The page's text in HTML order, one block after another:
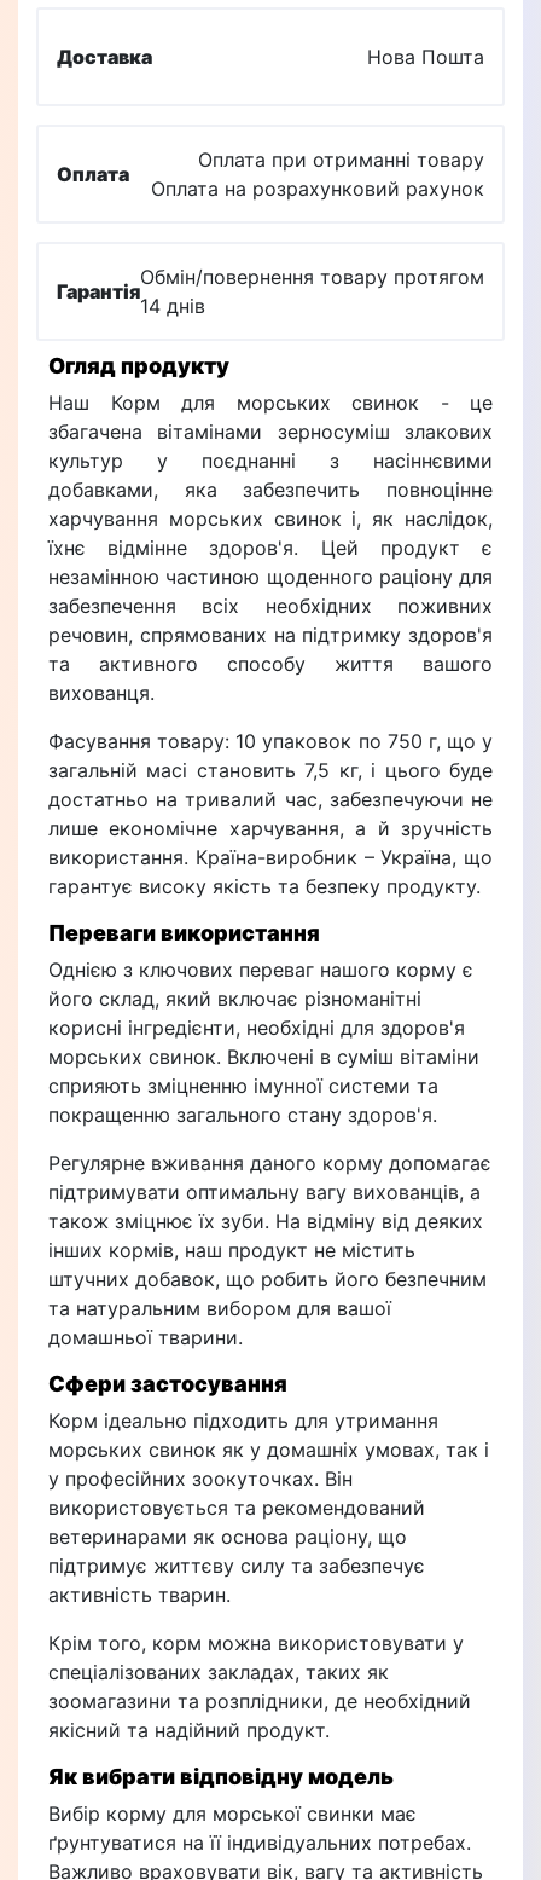
Доставка Нова Пошта
Оплата
Оплата при отриманні товару
Оплата на розрахунковий рахунок
Гарантія
Обмін/повернення товару протягом
14 днів
Огляд продукту
Наш Корм для морських свинок - це
збагачена вітамінами зерносуміш злакових
культур у поєднанні з насіннєвими
добавками, яка забезпечить повноцінне
харчування морських свинок і, як наслідок,
їхнє відмінне здоров'я. Цей продукт є
незамінною частиною щоденного раціону для
забезпечення всіх необхідних поживних
речовин, спрямованих на підтримку здоров'я
та активного способу життя вашого
вихованця.
Фасування товару: 10 упаковок по 750 г, що у
загальній масі становить 7,5 кг, і цього буде
достатньо на тривалий час, забезпечуючи не
лише економічне харчування, а й зручність
використання. Країна-виробник – Україна, що
гарантує високу якість та безпеку продукту.
Переваги використання
Однією з ключових переваг нашого корму є
його склад, який включає різноманітні
корисні інгредієнти, необхідні для здоров'я
морських свинок. Включені в суміш вітаміни
сприяють зміцненню імунної системи та
покращенню загального стану здоров'я.
Регулярне вживання даного корму допомагає
підтримувати оптимальну вагу вихованців, а
також зміцнює їх зуби. На відміну від деяких
інших кормів, наш продукт не містить
штучних добавок, що робить його безпечним
та натуральним вибором для вашої
домашньої тварини.
Сфери застосування
Корм ідеально підходить для утримання
морських свинок як у домашніх умовах, так і
у професійних зоокуточках. Він
використовується та рекомендований
ветеринарами як основа раціону, що
підтримує життєву силу та забезпечує
активність тварин.
Крім того, корм можна використовувати у
спеціалізованих закладах, таких як
зоомагазини та розплідники, де необхідний
якісний та надійний продукт.
Як вибрати відповідну модель
Вибір корму для морської свинки має
ґрунтуватися на її індивідуальних потребах.
Важливо враховувати вік, вагу та активність